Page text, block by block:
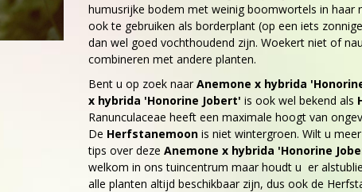
humusrijke bodem met weinig boomwortels in haar
ook te gebruiken als borderplant (op een iets
dan wel goed vochthoudend zijn. Woekert niet of
combineren met andere planten.
Bent u op zoek naar Anemone x hybrida
x hybrida 'Honorine Jobert' is ook wel bekend als
Ranunculaceae heeft een maximale hoogt van
De Herfstanemoon is niet wintergroen. Wilt u
tips over deze Anemone x hybrida 'Honorine
welkom in ons tuincentrum maar houdt u er
alle planten altijd beschikbaar zijn, dus ook de